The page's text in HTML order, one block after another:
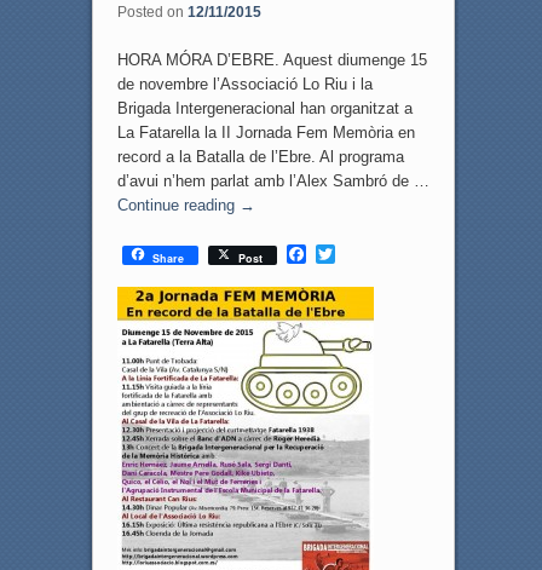
Posted on 12/11/2015
HORA MÓRA D’EBRE. Aquest diumenge 15
de novembre l’Associació Lo Riu i la
Brigada Intergeneracional han organitzat a
La Fatarella la II Jornada Fem Memòria en
record a la Batalla de l’Ebre. Al programa
d’avui n’hem parlat amb l’Alex Sambró de …
Continue reading →
Share Post
F
c
e
b
o
o
k
T
i
t
e
r